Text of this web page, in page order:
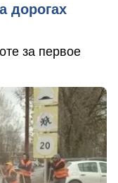
дорогах
за первое